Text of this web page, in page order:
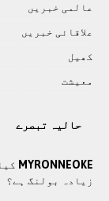
عالمی خبريں
علاقائی خبريں
کھيل
معيشت
حالیہ تبصرے
MYRONNEOKE
زیادہ بولنگ ہے؟